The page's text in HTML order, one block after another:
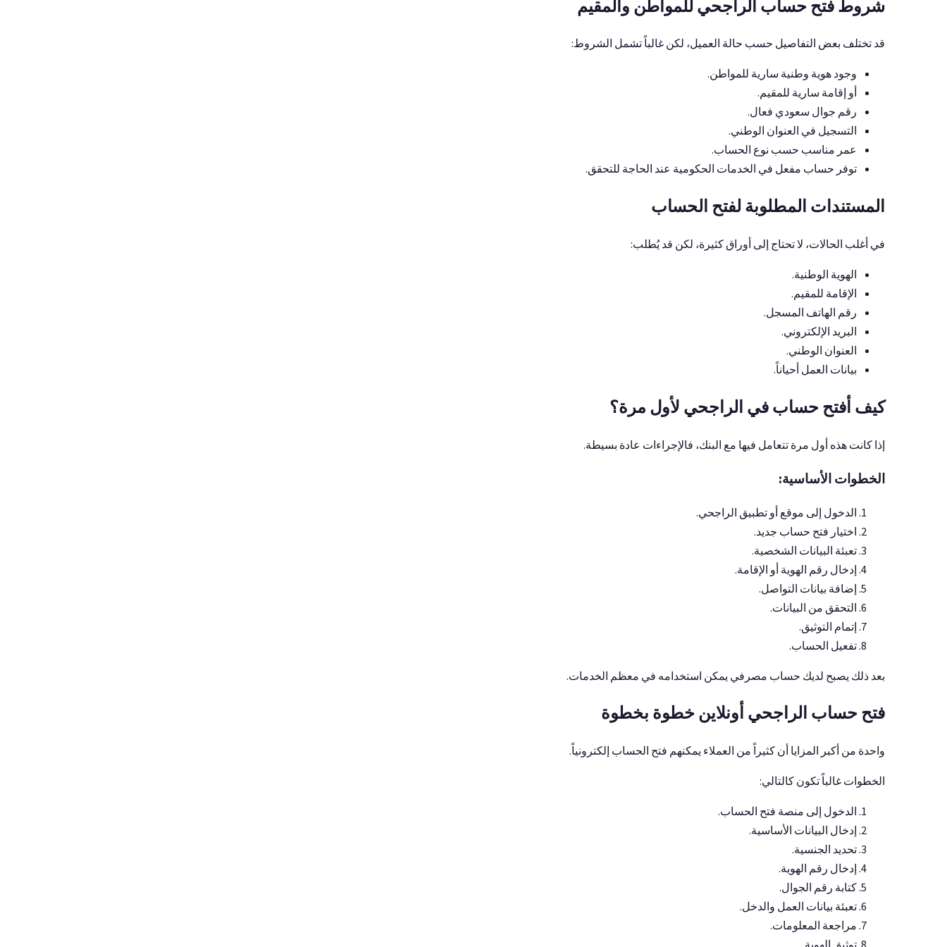
شروط فتح حساب الراجحي للمواطن والمقيم
قد تختلف بعض التفاصيل حسب حالة العميل، لكن غالباً تشمل الشروط:
وجود هوية وطنية سارية للمواطن.
أو إقامة سارية للمقيم.
رقم جوال سعودي فعال.
التسجيل في العنوان الوطني.
عمر مناسب حسب نوع الحساب.
توفر حساب مفعل في الخدمات الحكومية عند الحاجة للتحقق.
المستندات المطلوبة لفتح الحساب
في أغلب الحالات، لا تحتاج إلى أوراق كثيرة، لكن قد يُطلب:
الهوية الوطنية.
الإقامة للمقيم.
رقم الهاتف المسجل.
البريد الإلكتروني.
العنوان الوطني.
بيانات العمل أحياناً.
كيف أفتح حساب في الراجحي لأول مرة؟
إذا كانت هذه أول مرة تتعامل فيها مع البنك، فالإجراءات عادة بسيطة.
الخطوات الأساسية:
الدخول إلى موقع أو تطبيق الراجحي.
اختيار فتح حساب جديد.
تعبئة البيانات الشخصية.
إدخال رقم الهوية أو الإقامة.
إضافة بيانات التواصل.
التحقق من البيانات.
إتمام التوثيق.
تفعيل الحساب.
بعد ذلك يصبح لديك حساب مصرفي يمكن استخدامه في معظم الخدمات.
فتح حساب الراجحي أونلاين خطوة بخطوة
واحدة من أكبر المزايا أن كثيراً من العملاء يمكنهم فتح الحساب إلكترونياً.
الخطوات غالباً تكون كالتالي:
الدخول إلى منصة فتح الحساب.
إدخال البيانات الأساسية.
تحديد الجنسية.
إدخال رقم الهوية.
كتابة رقم الجوال.
تعبئة بيانات العمل والدخل.
مراجعة المعلومات.